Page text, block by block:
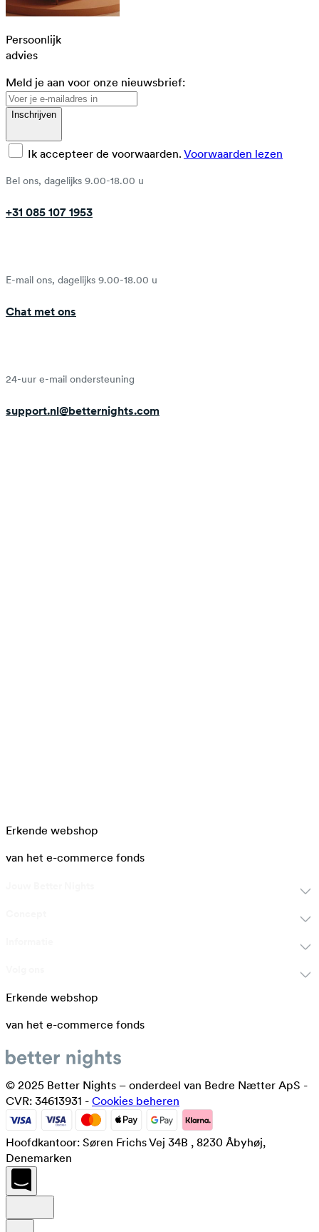
Persoonlijk
advies
Meld je aan voor onze nieuwsbrief:
Inschrijven
Ik accepteer de voorwaarden. Voorwaarden lezen
Bel ons, dagelijks 9.00-18.00 u
+31 085 107 1953
E-mail ons, dagelijks 9.00-18.00 u
Chat met ons
24-uur e-mail ondersteuning
support.nl@betternights.com
Erkende webshop
van het e-commerce fonds
Erkende webshop
van het e-commerce fonds
© 2025 Better Nights – onderdeel van Bedre Nætter ApS -
CVR: 34613931 - Cookies beheren
Hoofdkantoor: Søren Frichs Vej 34B , 8230 Åbyhøj,
Denemarken